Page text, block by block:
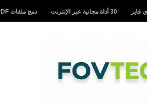
فاير 30 أداة مجانية عبر الإنترنت دمج ملفات PDF